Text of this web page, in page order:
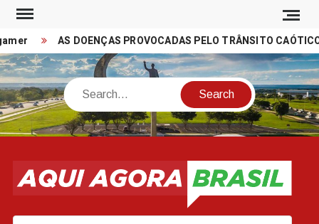
Skip
content
AS DOENÇAS PROVOCADAS PELO TRÂNSITO
Search